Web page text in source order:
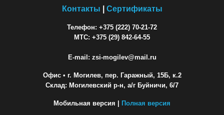
Контакты Сертификаты
Телефон: +375 (222) 70-21-72
МТС: +375 (29) 842-64-55
E-mail: zsi-mogilev@mail.ru
Офис• г. Могилев, пер. Гаражный, 15Б, к.2
Склад: Могилевский р-н, а/г Буйничи, 6/7
Мобильная версия | Полная версия